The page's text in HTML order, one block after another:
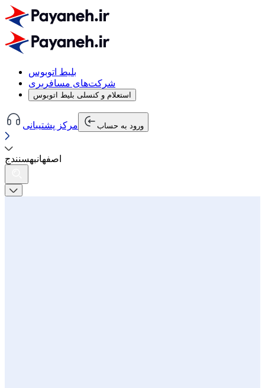
بلیط اتوبوس
شرکت‌های مسافربری
استعلام و کنسلی بلیط اتوبوس
مرکز پشتیبانی ورود به حساب
اصفهانبهسنندج